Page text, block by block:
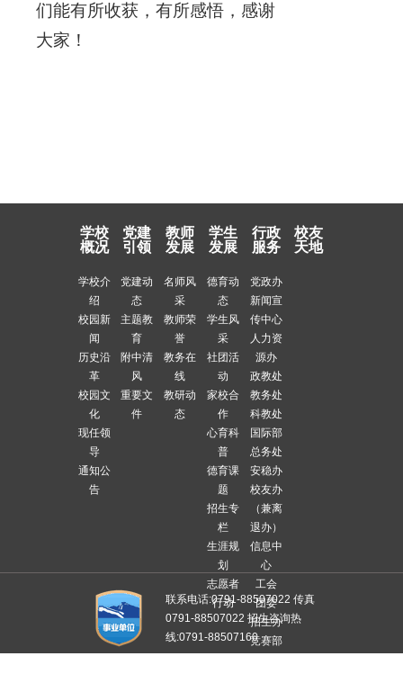
们能有所收获，有所感悟，感谢
大家！
学校
概况
学校介
绍
校园新
闻
历史沿
革
校园文
化
现任领
导
通知公
告
党建
引领
党建动
态
主题教
育
附中清
风
重要文
件
教师
发展
名师风
采
教师荣
誉
教务在
线
教研动
态
学生
发展
德育动
态
学生风
采
社团活
动
家校合
作
心育科
普
德育课
题
招生专
栏
生涯规
划
志愿者
行动
行政
服务
党政办
新闻宣
传中心
人力资
源办
政教处
教务处
科教处
国际部
总务处
安稳办
校友办
（兼离
退办）
信息中
心
工会
团委
招生办
竞赛部
校友
天地
联系电话:0791-88507022 传真
0791-88507022 招生咨询热
线:0791-88507160